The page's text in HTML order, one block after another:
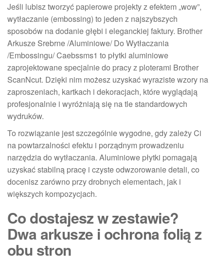
Jeśli lubisz tworzyć papierowe projekty z efektem „wow”,
wytłaczanie (embossing) to jeden z najszybszych
sposobów na dodanie głębi i eleganckiej faktury. Brother
Arkusze Srebrne /Aluminiowe/ Do Wytłaczania
/Embossingu/ Caebssms1 to płytki aluminiowe
zaprojektowane specjalnie do pracy z ploterami Brother
ScanNcut. Dzięki nim możesz uzyskać wyraziste wzory na
zaproszeniach, kartkach i dekoracjach, które wyglądają
profesjonalnie i wyróżniają się na tle standardowych
wydruków.
To rozwiązanie jest szczególnie wygodne, gdy zależy Ci
na powtarzalności efektu i porządnym prowadzeniu
narzędzia do wytłaczania. Aluminiowe płytki pomagają
uzyskać stabilną pracę i czyste odwzorowanie detali, co
docenisz zarówno przy drobnych elementach, jak i
większych kompozycjach.
Co dostajesz w zestawie?
Dwa arkusze i ochrona folią z
obu stron